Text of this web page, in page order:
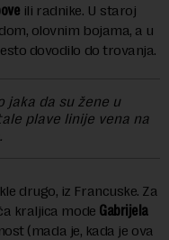
ili radnike. U staroj
olovnim bojama, a u
dovodilo do trovanja.
jaka da su žene u
plave linije vena na
.
drugo, iz Francuske. Za
kraljica mode Gabrijela
(mada je, kada je ova